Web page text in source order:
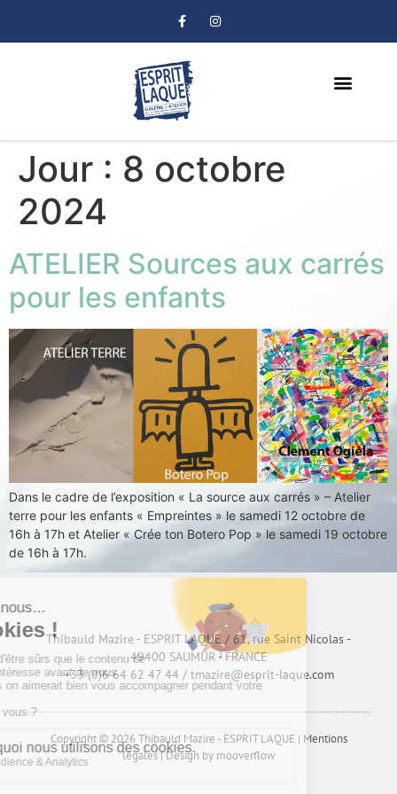
Jour : 8 octobre
2024
ATELIER Sources aux carrés
pour les enfants
Dans le cadre de l’exposition « La source aux carrés » – Atelier
terre pour les enfants « Empreintes » le samedi 12 octobre de
16h à 17h et Atelier « Crée ton Botero Pop » le samedi 19 octobre
de 16h à 17h.
Thibauld Mazire - ESPRIT LAQUE / 61, rue Saint Nicolas -
49400 SAUMUR - FRANCE
+33 (0)6 64 62 47 44 / tmazire@esprit-laque.com
Copyright © 2026 Thibauld Mazire - ESPRIT LAQUE | Mentions
légales| Design by mooverflow